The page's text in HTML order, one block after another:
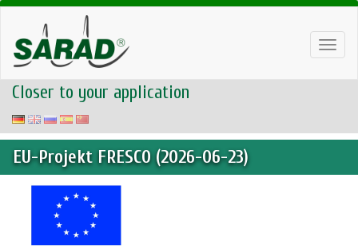
Closer to your application
EU-Projekt FRESCO (2026-06-23)